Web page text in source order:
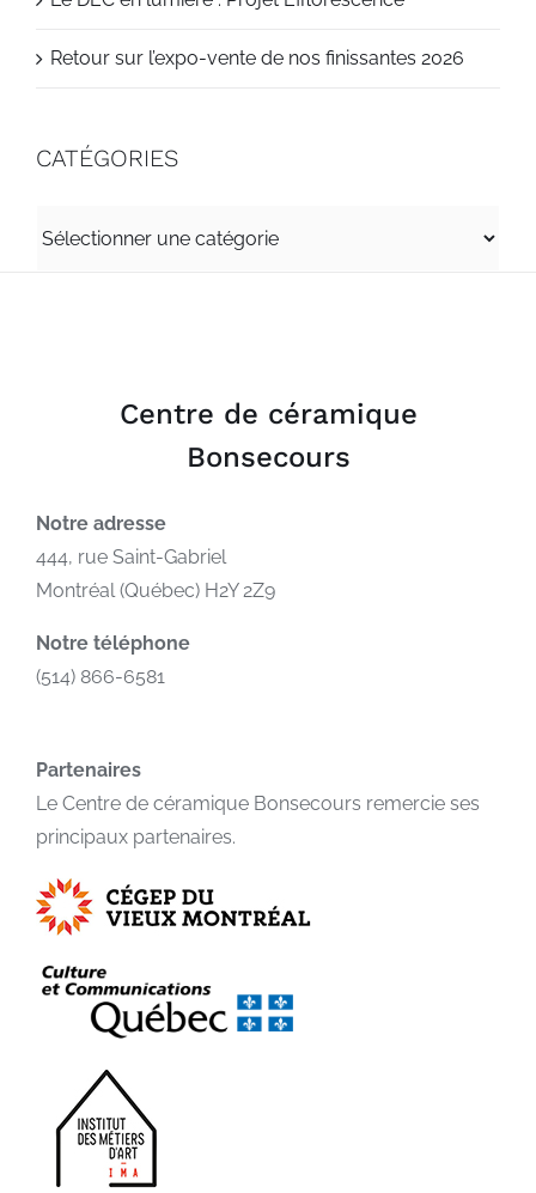
Retour sur l’expo-vente de nos finissantes 2026
CATÉGORIES
Centre de céramique
Bonsecours
Notre adresse
444, rue Saint-Gabriel
Montréal (Québec) H2Y 2Z9
Notre téléphone
(514) 866-6581
Partenaires
Le Centre de céramique Bonsecours remercie ses
principaux partenaires.